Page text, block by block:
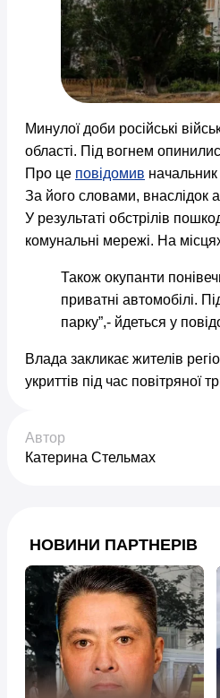
Минулої доби російські
області. Під вогнем
Про це повідомив
За його словами, внаслідок
У результаті обстрілів
комунальні мережі. На
Також окупанти
приватні автомобілі.
парку”,- йдеться у
Влада закликає жителів
укриттів під час повітряної
Автор
Катерина Стельмах